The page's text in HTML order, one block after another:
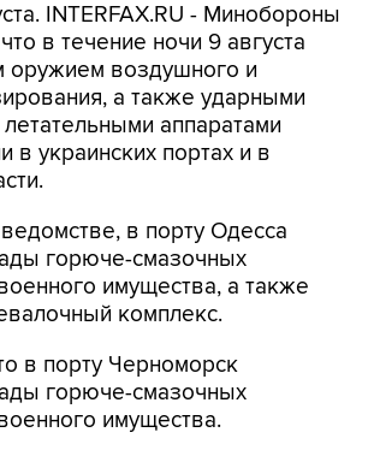
INTERFAX.RU - Минобороны
в течение ночи 9 августа
оружием воздушного и
а также ударными
аппаратами
в украинских портах и в
в порту Одесса
горюче-смазочных
имущества, а также
комплекс.
в порту Черноморск
горюче-смазочных
имущества.